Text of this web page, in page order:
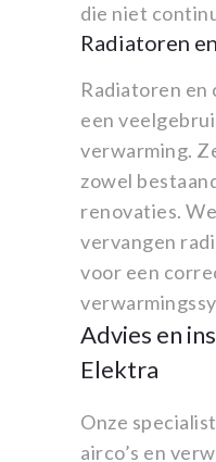
die niet
Radiatoren
Radiatoren
een
verwarming.
zowel
renovaties.
vervangen
voor een
Advies en
Elektra
Onze
airco’s en